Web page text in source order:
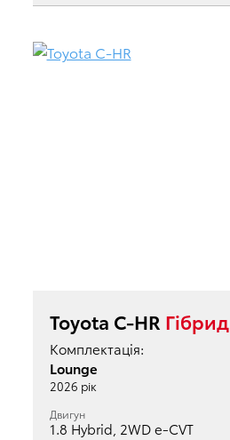
Toyota C-HR Гібрид
Комплектація:
Lounge
2026 рік
Двигун
1.8 Hybrid, 2WD e-CVT